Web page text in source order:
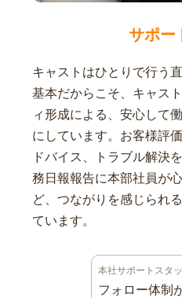
サポー
キャストはひとりで行う
基本だからこそ、キャス
ィ形成による、安心して
にしています。お客様評
ドバイス、トラブル解決
務日報報告に本部社員が
ど、つながりを感じられ
ています。
本社サポートスタ
フォロー体制